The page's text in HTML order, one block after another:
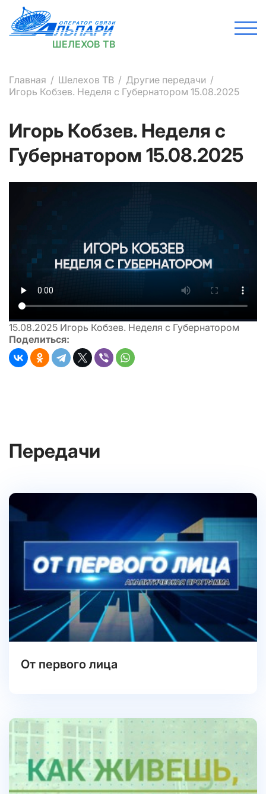
ШЕЛЕХОВ ТВ
Главная Шелехов ТВ
Другие передачи
Игорь Кобзев. Неделя с Губернатором 15.08.2025
Игорь Кобзев. Неделя с
Губернатором 15.08.2025
15.08.2025 Игорь Кобзев. Неделя с Губернатором
Поделиться:
Передачи
От первого лица